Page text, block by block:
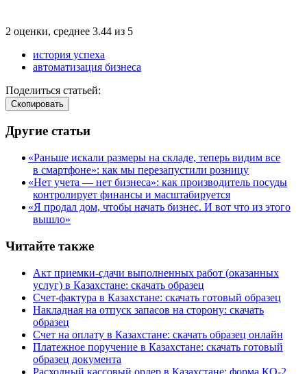
2 оценки, среднее 3.44 из 5
история успеха
автоматизация бизнеса
Поделиться статьей:
Cкопировать
Другие статьи
«Раньше искали размеры на складе, теперь видим все
в смартфоне»: как мы перезапустили розницу
«Нет учета — нет бизнеса»: как производитель посуды
контролирует финансы и масштабируется
«Я продал дом, чтобы начать бизнес. И вот что из этого
вышло»
Читайте также
Акт приемки-сдачи выполненных работ (оказанных
услуг) в Казахстане: скачать образец
Счет-фактура в Казахстане: скачать готовый образец
Накладная на отпуск запасов на сторону: скачать
образец
Счет на оплату в Казахстане: скачать образец онлайн
Платежное поручение в Казахстане: скачать готовый
образец документа
Расходный кассовый ордер в Казахстане: форма КО-2